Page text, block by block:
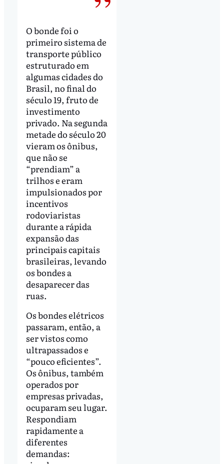
O bonde foi o
primeiro sistema de
transporte público
estruturado em
algumas cidades do
Brasil, no final do
século 19, fruto de
investimento
privado. Na segunda
metade do século 20
vieram os ônibus,
que não se
“prendiam” a
trilhos e eram
impulsionados por
incentivos
rodoviaristas
durante a rápida
expansão das
principais capitais
brasileiras, levando
os bondes a
desaparecer das
ruas.
Os bondes elétricos
passaram, então, a
ser vistos como
ultrapassados e
“pouco eficientes”.
Os ônibus, também
operados por
empresas privadas,
ocuparam seu lugar.
Respondiam
rapidamente a
diferentes
demandas: